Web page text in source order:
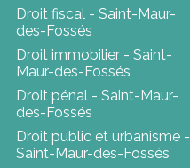
Droit fiscal - Saint-Maur-
des-Fossés
Droit immobilier - Saint-
Maur-des-Fossés
Droit pénal - Saint-Maur-
des-Fossés
Droit public et urbanisme -
Saint-Maur-des-Fossés